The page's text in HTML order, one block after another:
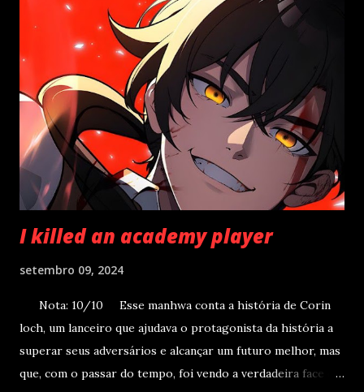
Arquiduques finalmente se ajoelhassem diante dele. “Por
que deseja voltar? Você já não possuí tudo aqui no Inferno,
meu lorde?” “O que tenho exatamente?” Não tinha nada
para comer, nem sequer um entretenimento! Ilhas
desoladas e demônios medonhos preenchiam todo o
Inferno. “Vou voltar.” Depois de dez mil anos no Inferno, ele
retornou à Terra. Esse manhwa me surpreendeu
positivamente, eu esperava um enredo similar ao de ...
I killed an academy player
setembro 09, 2024
Nota: 10/10 Esse manhwa conta a história de Corin
loch, um lanceiro que ajudava o protagonista da história a
superar seus adversários e alcançar um futuro melhor, mas
que, com o passar do tempo, foi vendo a verdadeira face de